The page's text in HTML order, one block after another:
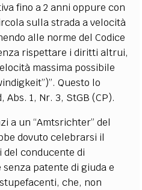
fino a 2 anni oppure con
sulla strada a velocità
alle norme del Codice
rispettare i diritti altrui,
massima possibile
Questo lo
1, Nr. 3, StGB (CP).
a un “Amtsrichter” del
dovuto celebrarsi il
conducente di
patente di giuda e
che, non